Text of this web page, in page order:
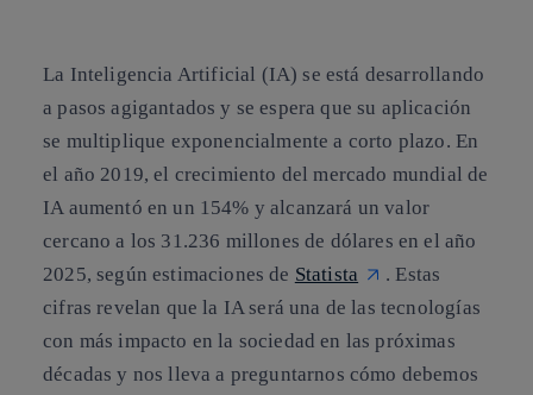
La Inteligencia Artificial (IA) se está desarrollando
a pasos agigantados y se espera que su aplicación
se multiplique exponencialmente a corto plazo. En
el año 2019, el crecimiento del mercado mundial de
IA aumentó en un 154% y alcanzará un valor
cercano a los 31.236 millones de dólares en el año
2025, según estimaciones de Statista
. Estas
cifras revelan que la IA será una de las tecnologías
con más impacto en la sociedad en las próximas
décadas y nos lleva a preguntarnos cómo debemos